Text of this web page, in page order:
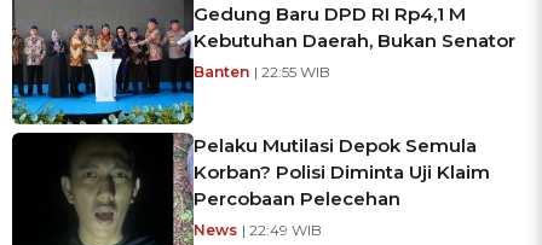
Gedung Baru DPD RI Rp4,1 M
Kebutuhan Daerah, Bukan Senator
Banten | 22:55 WIB
Pelaku Mutilasi Depok Semula
Korban? Polisi Diminta Uji Klaim
Percobaan Pelecehan
News | 22:49 WIB